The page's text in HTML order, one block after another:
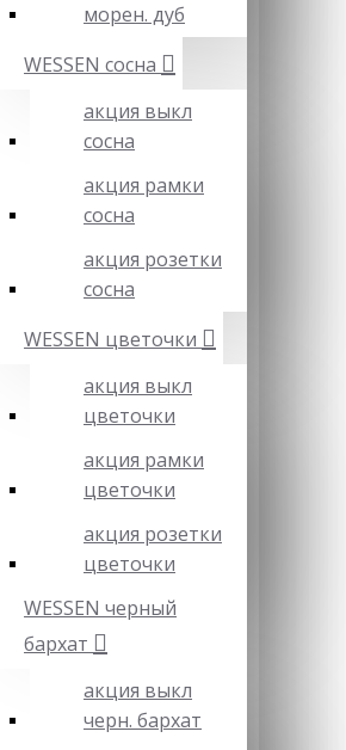
морен. дуб
WESSEN сосна
акция выкл
сосна
акция рамки
сосна
акция розетки
сосна
WESSEN цветочки
акция выкл
цветочки
акция рамки
цветочки
акция розетки
цветочки
WESSEN черный
бархат
акция выкл
черн. бархат